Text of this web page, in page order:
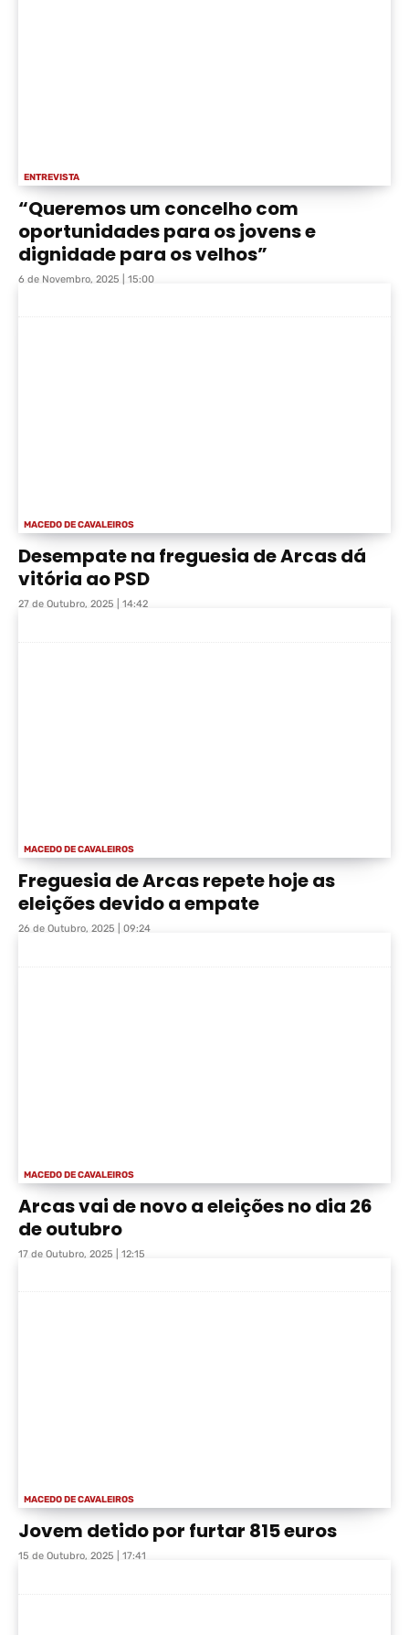
ENTREVISTA
“Queremos um concelho com
oportunidades para os jovens e
dignidade para os velhos”
6 de Novembro, 2025 | 15:00
MACEDO DE CAVALEIROS
Desempate na freguesia de Arcas dá
vitória ao PSD
27 de Outubro, 2025 | 14:42
MACEDO DE CAVALEIROS
Freguesia de Arcas repete hoje as
eleições devido a empate
26 de Outubro, 2025 | 09:24
MACEDO DE CAVALEIROS
Arcas vai de novo a eleições no dia 26
de outubro
17 de Outubro, 2025 | 12:15
MACEDO DE CAVALEIROS
Jovem detido por furtar 815 euros
15 de Outubro, 2025 | 17:41